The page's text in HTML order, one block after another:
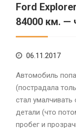
Ford
84000 км. —
06.11.2017
Автомобиль
(пострадала
стал
детали (что
пробег и